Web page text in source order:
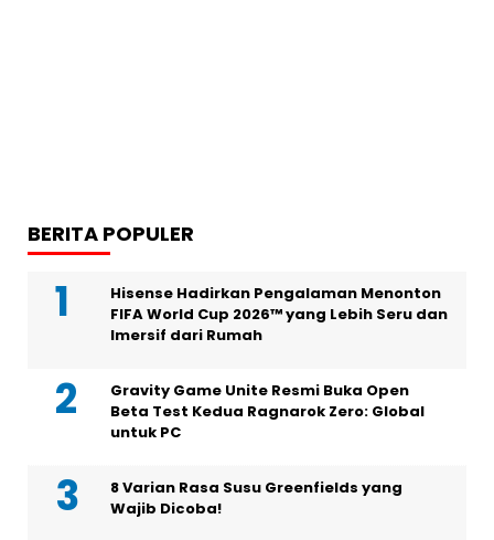
BERITA POPULER
Hisense Hadirkan Pengalaman Menonton
FIFA World Cup 2026™ yang Lebih Seru dan
Imersif dari Rumah
Gravity Game Unite Resmi Buka Open
Beta Test Kedua Ragnarok Zero: Global
untuk PC
8 Varian Rasa Susu Greenfields yang
Wajib Dicoba!